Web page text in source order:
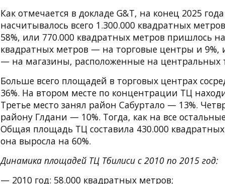
Как отмечается в докладе G&T, на конец 2025
насчитывалось всего 1.300.000 квадратных
58%, или 770.000 квадратных метров пришлось
квадратных метров — на торговые центры и 9%,
— на магазины, расположенные на центральных
Больше всего площадей в торговых центрах
36%. На втором месте по концентрации ТЦ
Третье место занял район Сабуртало — 13%.
району Глдани — 10%. Тогда, как на все
Общая площадь ТЦ составила 430.000
она выросла на 60%.
Динамика площадей ТЦ Тбилиси с 2010 по 2015 год:
— 2010 год: 58.000 квадратных метров;